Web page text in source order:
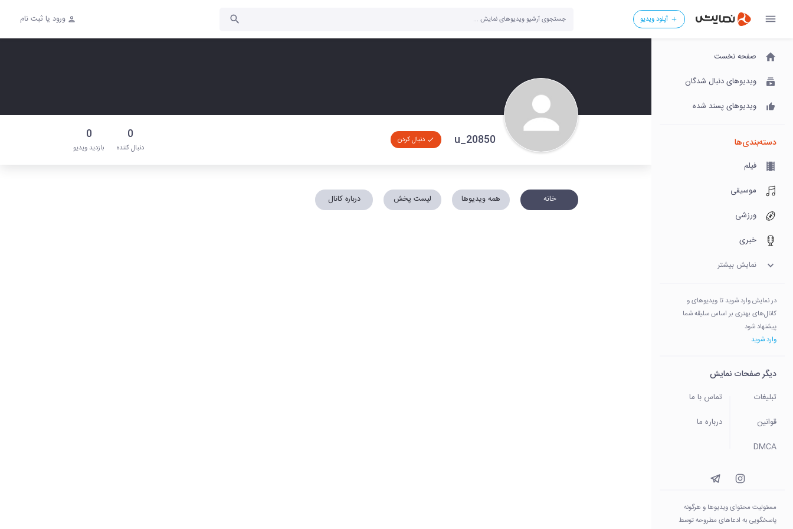
آپلود ویدیو ورود یا ثبت نام
صفحه نخست
ویدیوهای دنبال شدگان
ویدیوهای پسند شده
دسته‌بندی‌ها
فیلم
موسیقی
ورزشی
خبری
نمایش بیشتر
در نمایش وارد شوید تا ویدیوهای و
کانال‌های بهتری بر اساس سلیقه شما
پیشنهاد شود
وارد شوید
دیگر صفحات نمایش
تبلیغات
تماس با ما
قوانین
درباره ما
DMCA
مسئولیت محتوای ویدیو‌ها و هرگونه
پاسخگویی به ادعاهای مطروحه توسط
u_20850 دنبال کردن 0
دنبال‌ کننده
0
بازدید ویدیو
خانه همه ویدیوها لیست پخش درباره کانال